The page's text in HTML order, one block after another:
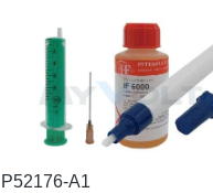
P52176-A1